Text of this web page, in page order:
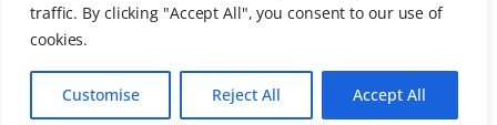
traffic. By clicking "Accept All", you consent to our use of
cookies.
Customise Reject All Accept All
Event AGBsDatenschutzImpressum
Deutsch English